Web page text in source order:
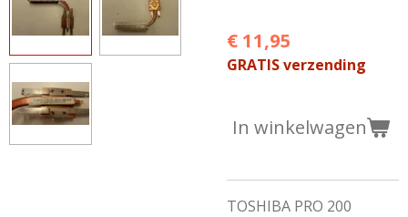
€ 11,95
GRATIS verzending
In winkelwagen
TOSHIBA PRO 200